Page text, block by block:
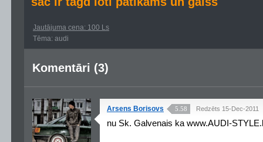
Jautājuma cena: 100 Ls
Tēma: audi
Komentāri (3)
Arsens Borisovs 5.58 Redzēts 15-Dec-2011
nu Sk. Galvenais ka www.AUDI-